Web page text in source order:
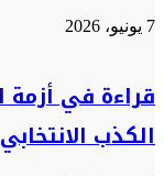
7 يونيو، 2026
قراءة في أزمة
الكذب الانتخابي